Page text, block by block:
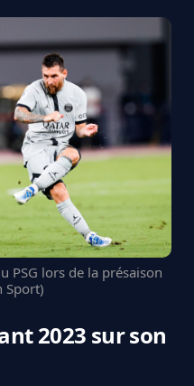
PSG lors de la présaison
Sport)
2023 sur son